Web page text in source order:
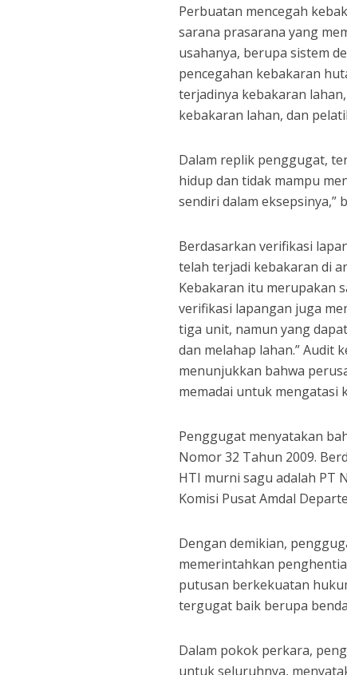
Perbuatan mencegah
sarana prasarana yang
usahanya, berupa sistem
pencegahan kebakaran
terjadinya kebakaran
kebakaran lahan, dan
Dalam replik penggugat,
hidup dan tidak mampu
sendiri dalam eksepsinya,”
Berdasarkan verifikasi
telah terjadi kebakaran di
Kebakaran itu merupakan
verifikasi lapangan juga
tiga unit, namun yang
dan melahap lahan.” Audit
menunjukkan bahwa
memadai untuk mengatasi
Penggugat menyatakan
Nomor 32 Tahun 2009.
HTI murni sagu adalah PT
Komisi Pusat Amdal
Dengan demikian,
memerintahkan
putusan berkekuatan
tergugat baik berupa
Dalam pokok perkara,
untuk seluruhnya,